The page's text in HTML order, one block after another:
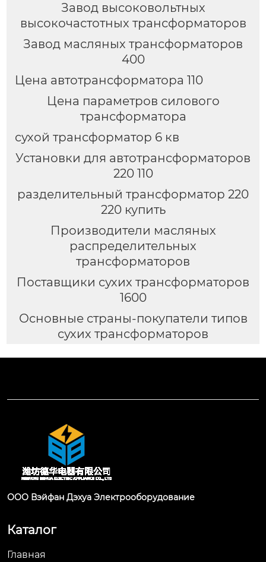
Завод высоковольтных
высокочастотных трансформаторов
Завод масляных трансформаторов
400
Цена автотрансформатора 110
Цена параметров силового
трансформатора
сухой трансформатор 6 кв
Установки для автотрансформаторов
220 110
разделительный трансформатор 220
220 купить
Производители масляных
распределительных
трансформаторов
Поставщики сухих трансформаторов
1600
Основные страны-покупатели типов
сухих трансформаторов
ООО Вэйфан Дэхуа Электрооборудование
Каталог
Главная